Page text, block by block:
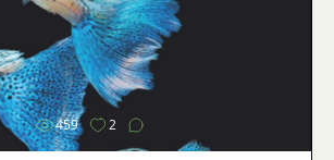
Obrázok
459 2